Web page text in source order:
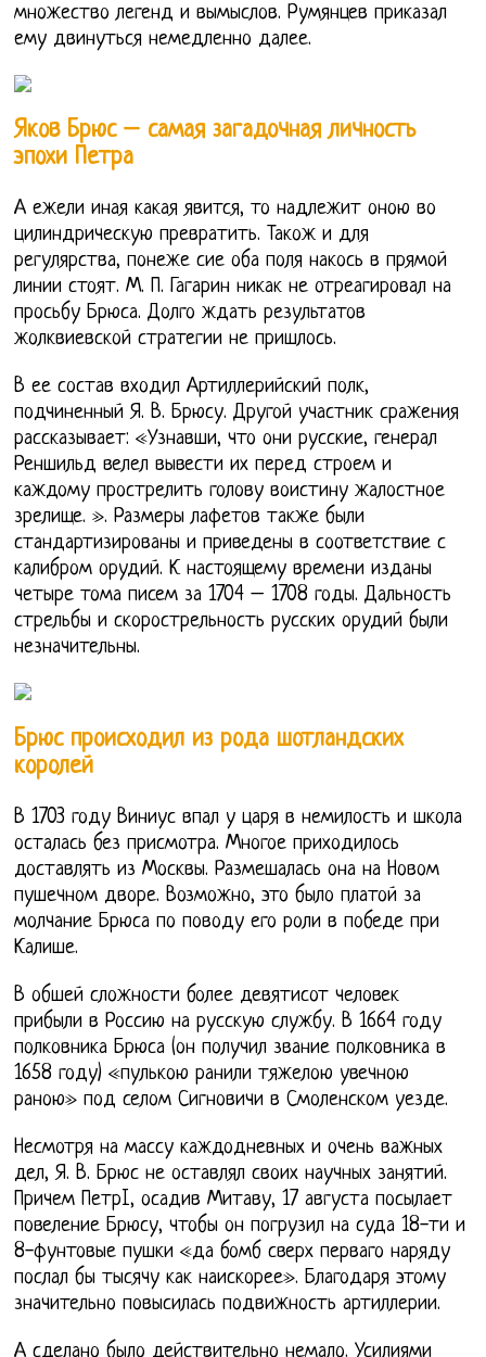
множество легенд и вымыслов. Румянцев приказал
ему двинуться немедленно далее.
Яков Брюс – самая загадочная личность
эпохи Петра
А ежели иная какая явится, то надлежит оною во
цилиндрическую превратить. Також и для
регулярства, понеже сие оба поля накось в прямой
линии стоят. М. П. Гагарин никак не отреагировал на
просьбу Брюса. Долго ждать результатов
жолквиевской стратегии не пришлось.
В ее состав входил Артиллерийский полк,
подчиненный Я. В. Брюсу. Другой участник сражения
рассказывает: «Узнавши, что они русские, генерал
Реншильд велел вывести их перед строем и
каждому прострелить голову воистину жалостное
зрелище. ». Размеры лафетов также были
стандартизированы и приведены в соответствие с
калибром орудий. К настоящему времени изданы
четыре тома писем за 1704 – 1708 годы. Дальность
стрельбы и скорострельность русских орудий были
незначительны.
Брюс происходил из рода шотландских
королей
В 1703 году Виниус впал у царя в немилость и школа
осталась без присмотра. Многое приходилось
доставлять из Москвы. Размешалась она на Новом
пушечном дворе. Возможно, это было платой за
молчание Брюса по поводу его роли в победе при
Калише.
В обшей сложности более девятисот человек
прибыли в Россию на русскую службу. В 1664 году
полковника Брюса (он получил звание полковника в
1658 году) «пулькою ранили тяжелою увечною
раною» под селом Сигновичи в Смоленском уезде.
Несмотря на массу каждодневных и очень важных
дел, Я. В. Брюс не оставлял своих научных занятий.
Причем ПетрI, осадив Митаву, 17 августа посылает
повеление Брюсу, чтобы он погрузил на суда 18-ти и
8-фунтовые пушки «да бомб сверх перваго наряду
послал бы тысячу как наискорее». Благодаря этому
значительно повысилась подвижность артиллерии.
А сделано было действительно немало. Усилиями